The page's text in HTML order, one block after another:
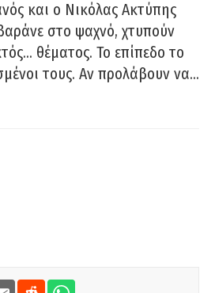
και ο Νικόλας Ακτύπης
στο ψαχνό, χτυπούν
θέματος. Το επίπεδο το
τους. Αν προλάβουν να…